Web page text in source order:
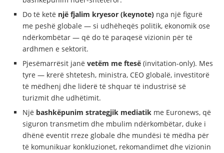
Do të ketë një fjalim kryesor (keynote) nga një figurë
me peshë globale — si udhëheqës politik, ekonomik ose
ndërkombëtar — që do të paraqesë vizionin për të
ardhmen e sektorit.
Pjesëmarrësit janë vetëm me ftesë (invitation-only). Mes
tyre — krerë shtetesh, ministra, CEO globalë, investitorë
të mëdhenj dhe liderë të shquar të industrisë së
turizmit dhe udhëtimit.
Një bashkëpunim strategjik mediatik me Euronews, që
siguron transmetim dhe mbulim ndërkombëtar, duke i
dhënë eventit rreze globale dhe mundësi të mëdha për
të komunikuar konkluzionet, rekomandimet dhe vizionin